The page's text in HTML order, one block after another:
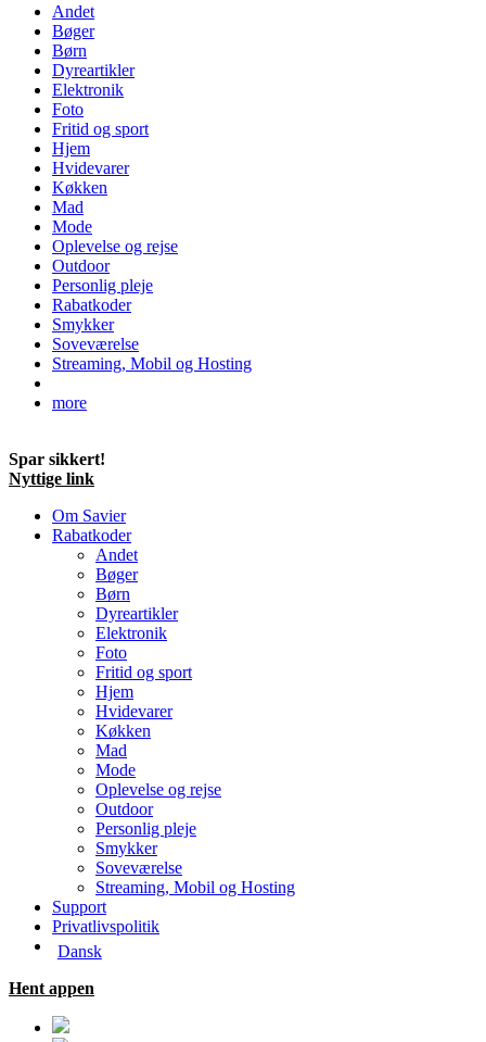
Andet
Bøger
Børn
Dyreartikler
Elektronik
Foto
Fritid og sport
Hjem
Hvidevarer
Køkken
Mad
Mode
Oplevelse og rejse
Outdoor
Personlig pleje
Rabatkoder
Smykker
Soveværelse
Streaming, Mobil og Hosting
more
Spar sikkert!
Nyttige link
Om Savier
Rabatkoder
Andet
Bøger
Børn
Dyreartikler
Elektronik
Foto
Fritid og sport
Hjem
Hvidevarer
Køkken
Mad
Mode
Oplevelse og rejse
Outdoor
Personlig pleje
Smykker
Soveværelse
Streaming, Mobil og Hosting
Support
Privatlivspolitik
Dansk
Hent appen